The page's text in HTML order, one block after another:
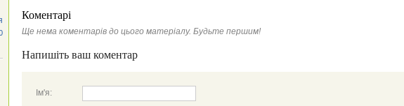
Коментарі
Ще нема коментарів до цього матеріалу. Будьте першим!
Напишіть ваш коментар
Ім'я: